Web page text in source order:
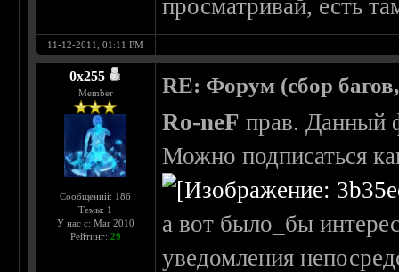
просматривай, есть
11-12-2011, 01:11 PM
0х255
Member
Сообщений: 186
Темы: 1
У нас с: Mar 2010
Рейтинг: 29
RE: Форум (сбор
Ro-neF прав. Данный
Можно подписаться
а вот было_бы
уведомления